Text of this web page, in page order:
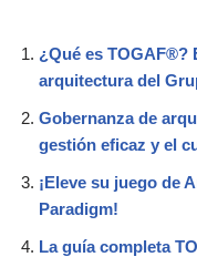
¿Qué es TOGAF®?
arquitectura del
Gobernanza de
gestión eficaz y el
¡Eleve su juego de
Paradigm!
La guía completa